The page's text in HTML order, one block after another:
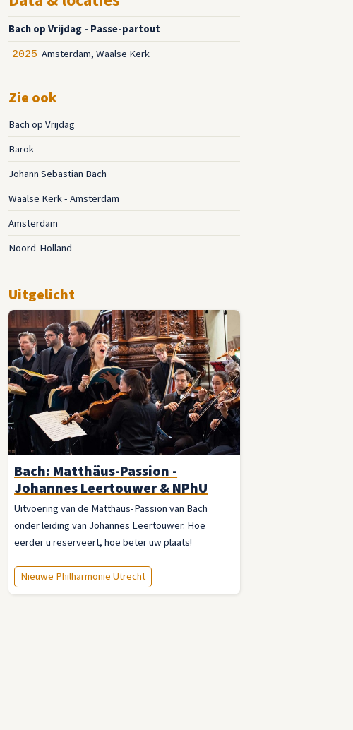
Bach op Vrijdag - Passe-partout
2025 Amsterdam, Waalse Kerk
Zie ook
Bach op Vrijdag
Barok
Johann Sebastian Bach
Waalse Kerk - Amsterdam
Amsterdam
Noord-Holland
Uitgelicht
Bach: Matthäus-Passion -
Johannes Leertouwer & NPhU
Uitvoering van de Matthäus-Passion van Bach
onder leiding van Johannes Leertouwer. Hoe
eerder u reserveert, hoe beter uw plaats!
Nieuwe Philharmonie Utrecht